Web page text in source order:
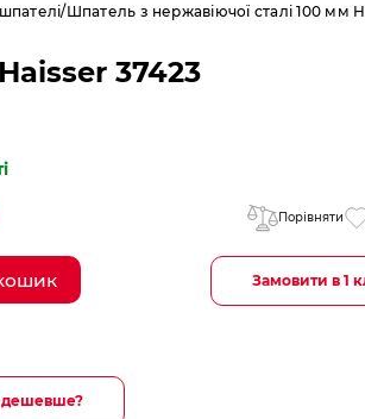
Шпатель з нержавіючої сталі 100 мм
37423
Порівняти
Замовити в 1